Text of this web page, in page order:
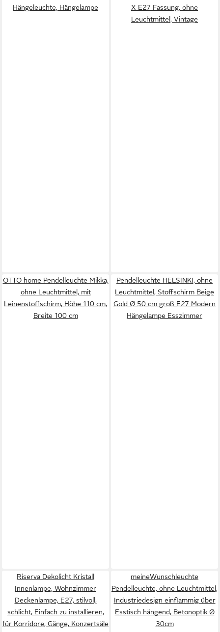
Hängeleuchte, Hängelampe
X E27 Fassung, ohne
Leuchtmittel, Vintage
OTTO home Pendelleuchte Mikka,
ohne Leuchtmittel, mit
Leinenstoffschirm, Höhe 110 cm,
Breite 100 cm
Pendelleuchte HELSINKI, ohne
Leuchtmittel, Stoffschirm Beige
Gold Ø 50 cm groß E27 Modern
Hängelampe Esszimmer
Riserva Dekolicht Kristall
Innenlampe, Wohnzimmer
Deckenlampe, E27, stilvoll,
schlicht, Einfach zu installieren,
für Korridore, Gänge, Konzertsäle
meineWunschleuchte
Pendelleuchte, ohne Leuchtmittel,
Industriedesign einflammig über
Esstisch hängend, Betonoptik Ø
30cm